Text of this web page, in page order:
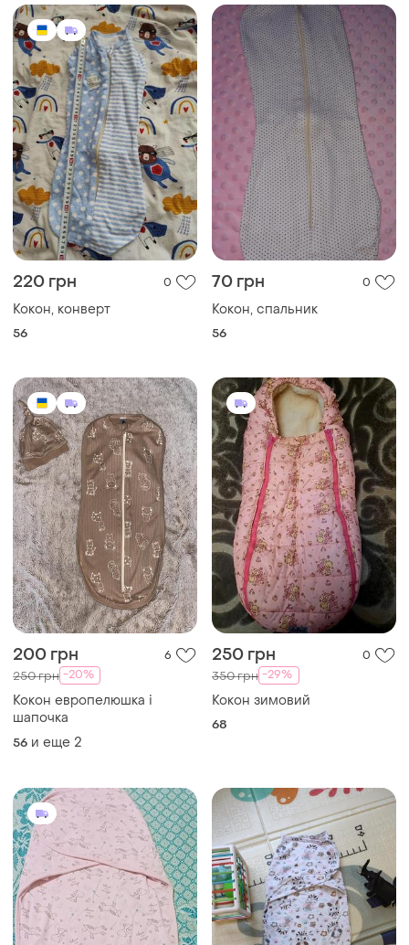
220 грн 0
Кокон, конверт
56
70 грн 0
Кокон, спальник
56
200 грн 6
250 грн -20%
Кокон европелюшка і
шапочка
56 и еще 2
250 грн 0
350 грн -29%
Кокон зимовий
68